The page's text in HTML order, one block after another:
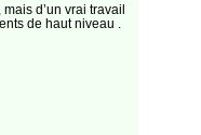
d’un vrai travail
de haut niveau .